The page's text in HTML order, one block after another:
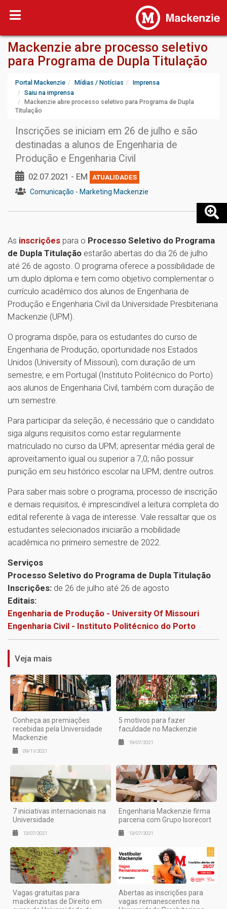
Mackenzie abre processo seletivo
para Programa de Dupla Titulação
Portal Mackenzie Mídias / Notícias
Imprensa
Saiu na imprensa
Mackenzie abre processo seletivo para Programa de Dupla
Titulação
Inscrições se iniciam em 26 de julho e são
destinadas a alunos de Engenharia de
Produção e Engenharia Civil
02.07.2021 - EM ATUALIDADES
Comunicação - Marketing Mackenzie
As inscrições para o Processo Seletivo do Programa
de Dupla Titulação estarão abertas do dia 26 de julho
até 26 de agosto. O programa oferece a possibilidade de
um duplo diploma e tem como objetivo complementar o
currículo acadêmico dos alunos de Engenharia de
Produção e Engenharia Civil da Universidade Presbiteriana
Mackenzie (UPM).
O programa dispõe, para os estudantes do curso de
Engenharia de Produção, oportunidade nos Estados
Unidos (University of Missouri), com duração de um
semestre; e em Portugal (Instituto Politécnico do Porto)
aos alunos de Engenharia Civil, também com duração de
um semestre.
Para participar da seleção, é necessário que o candidato
siga alguns requisitos como estar regularmente
matriculado no curso da UPM; apresentar média geral de
aproveitamento igual ou superior a 7,0; não possuir
punição em seu histórico escolar na UPM; dentre outros.
Para saber mais sobre o programa, processo de inscrição
e demais requisitos, é imprescindível a leitura completa do
edital referente à vaga de interesse. Vale ressaltar que os
estudantes selecionados iniciarão a mobilidade
acadêmica no primeiro semestre de 2022.
Serviços
Processo Seletivo do Programa de Dupla Titulação
Inscrições: de 26 de julho até 26 de agosto
Editais:
Engenharia de Produção - University Of Missouri
Engenharia Civil - Instituto Politécnico do Porto
1
Veja mais
Conheça as premiações
recebidas pela Universidade
Mackenzie
09/11/2021
5 motivos para fazer
faculdade no Mackenzie
19/07/2021
7 iniciativas internacionais na
Universidade
13/07/2021
Engenharia Mackenzie firma
parceria com Grupo Isorecort
13/07/2021
Vagas gratuitas para
mackenzistas de Direito em
Abertas as inscrições para
vagas remanescentes na